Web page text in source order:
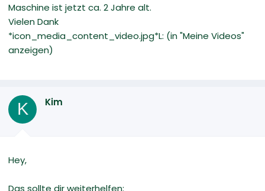
Maschine ist jetzt ca. 2 Jahre alt.
Vielen Dank
*icon_media_content_video.jpg*L: (in "Meine Videos"
anzeigen)
K Kim
Hey,
Das sollte dir weiterhelfen: